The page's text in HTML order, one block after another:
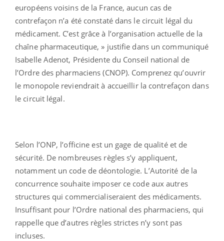
européens voisins de la France, aucun cas de
contrefaçon n’a été constaté dans le circuit légal du
médicament. C’est grâce à l’organisation actuelle de la
chaîne pharmaceutique, » justifie dans un communiqué
Isabelle Adenot, Présidente du Conseil national de
l’Ordre des pharmaciens (CNOP). Comprenez qu’ouvrir
le monopole reviendrait à accueillir la contrefaçon dans
le circuit légal.
Selon l’ONP, l’officine est un gage de qualité et de
sécurité. De nombreuses règles s’y appliquent,
notamment un code de déontologie. L’Autorité de la
concurrence souhaite imposer ce code aux autres
structures qui commercialiseraient des médicaments.
Insuffisant pour l’Ordre national des pharmaciens, qui
rappelle que d’autres règles strictes n’y sont pas
incluses.